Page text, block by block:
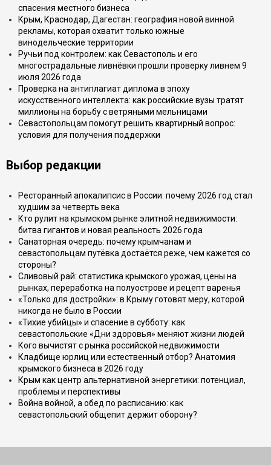
спасения местного бизнеса
Крым, Краснодар, Дагестан: география новой винной
рекламы, которая охватит только южные
винодельческие территории
Ручьи под контролем: как Севастополь и его
многострадальные ливнёвки прошли проверку ливнем 9
июля 2026 года
Проверка на антиплагиат диплома в эпоху
искусственного интеллекта: как российские вузы тратят
миллионы на борьбу с ветряными мельницами
Севастопольцам помогут решить квартирный вопрос:
условия для получения поддержки
Выбор редакции
Ресторанный апокалипсис в России: почему 2026 год стал
худшим за четверть века
Кто рулит на крымском рынке элитной недвижимости:
битва гигантов и новая реальность 2026 года
Санаторная очередь: почему крымчанам и
севастопольцам путёвка достаётся реже, чем кажется со
стороны?
Сливовый рай: статистика крымского урожая, цены на
рынках, переработка на полуострове и рецепт варенья
«Только для достройки»: в Крыму готовят меру, которой
никогда не было в России
«Тихие убийцы» и спасение в субботу: как
севастопольские «Дни здоровья» меняют жизни людей
Кого вычистят с рынка российской недвижимости
Кладбище юрлиц или естественный отбор? Анатомия
крымского бизнеса в 2026 году
Крым как центр альтернативной энергетики: потенциал,
проблемы и перспективы
Война войной, а обед по расписанию: как
севастопольский общепит держит оборону?